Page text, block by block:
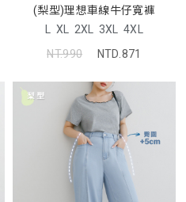
(梨型)理想車線牛仔寬褲
L XL 2XL 3XL 4XL
NT.990
NTD.871